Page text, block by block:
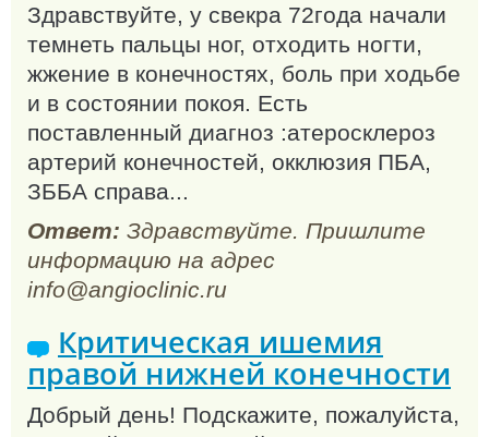
Здравствуйте, у свекра 72года начали
темнеть пальцы ног, отходить ногти,
жжение в конечностях, боль при ходьбе
и в состоянии покоя. Есть
поставленный диагноз :атеросклероз
артерий конечностей, окклюзия ПБА,
ЗББА справа...
Ответ: Здравствуйте. Пришлите
информацию на адрес
info@angioclinic.ru
Критическая ишемия
правой нижней конечности
Добрый день! Подскажите, пожалуйста,